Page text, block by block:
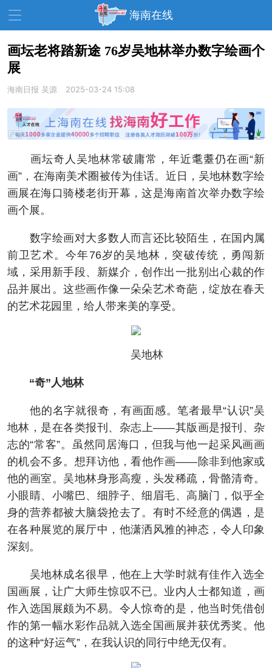
海南在线
资讯中心
教育 健康 房产
生活 演出 活动
展会 走读海南 周末去哪儿
画坛老将踏新途 76岁吴地林举办数字绘画个
展
海南日报 吴源 2025-03-24 15:08
画坛奇人吴地林常破庸常，年近耄耋仍在画“新
画”，在海南美术圈被传为佳话。近日，吴地林数字绘
画展在海口骑楼老街开幕，这是海南首次举办数字绘
画个展。
数字绘画对大多数人而言还比较陌生，在国内属
前卫艺术。今年76岁的吴地林，突破传统，勇闯新
域，采用新手段、新媒介，创作出一批别出心裁的作
品并展出。这些画作像一朵朵艺术奇葩，绽放在春天
的艺术花园里，给人带来美的享受。
吴地林
“奇”人地林
他的名字就很奇，有画面感。笔者最早“认识”吴
地林，是在各类报刊、杂志上——其版画是报刊、杂
志的“常客”。虽然同居海口，但我与他一起采风画画
的机会不多。想拜访他，看他作画——除非到他家或
他的画室。吴地林身形高瘦，头发稀疏，骨骼清奇。
小眼睛、小嘴巴、细脖子、细眉毛、高脑门，似乎全
身的营养都被大脑袋抢去了。有时不经意的偶遇，是
在各种展览的展厅中，他潇洒风雅的神态，令人印象
深刻。
吴地林成名很早，他在上大学时就有佳作入选全
国画展，让广大师生惊叹不已。业内人士都知道，画
作入选国展颇为不易。令人惊奇的是，他当时凭借创
作的第一幅水彩作品就入选全国画展并获优秀奖。他
的这种“好运气”，在我认识的同行中绝无仅有。